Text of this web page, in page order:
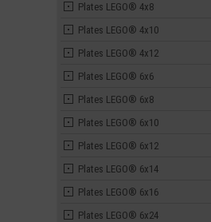
Plates LEGO® 4x8
Plates LEGO® 4x10
Plates LEGO® 4x12
Plates LEGO® 6x6
Plates LEGO® 6x8
Plates LEGO® 6x10
Plates LEGO® 6x12
Plates LEGO® 6x14
Plates LEGO® 6x16
Plates LEGO® 6x24